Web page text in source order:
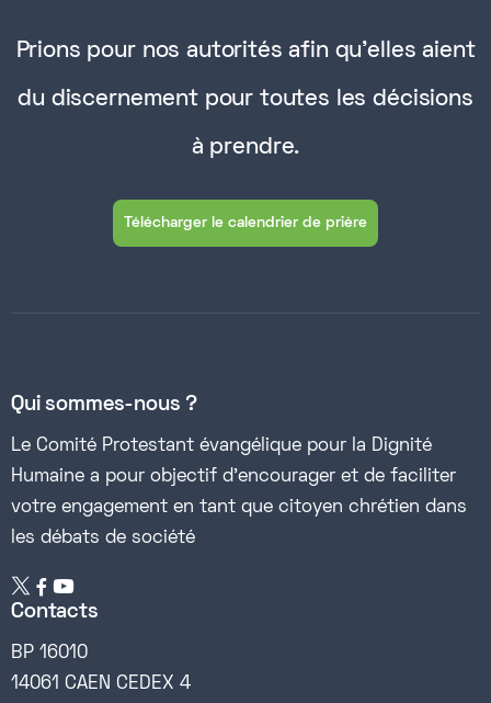
Prions pour nos autorités afin qu'elles aient
du discernement pour toutes les décisions
à prendre.
Télécharger le calendrier de prière
Qui sommes-nous ?
Le Comité Protestant évangélique pour la Dignité
Humaine a pour objectif d’encourager et de faciliter
votre engagement en tant que citoyen chrétien dans
les débats de société
 
Contacts
BP 16010
14061 CAEN CEDEX 4